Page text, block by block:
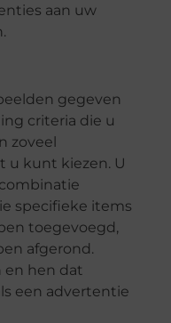
aan uw
gegeven
criteria die u
zoveel
u kunt kiezen. U
specifieke items
toegevoegd,
afgerond.
en hen dat
een advertentie